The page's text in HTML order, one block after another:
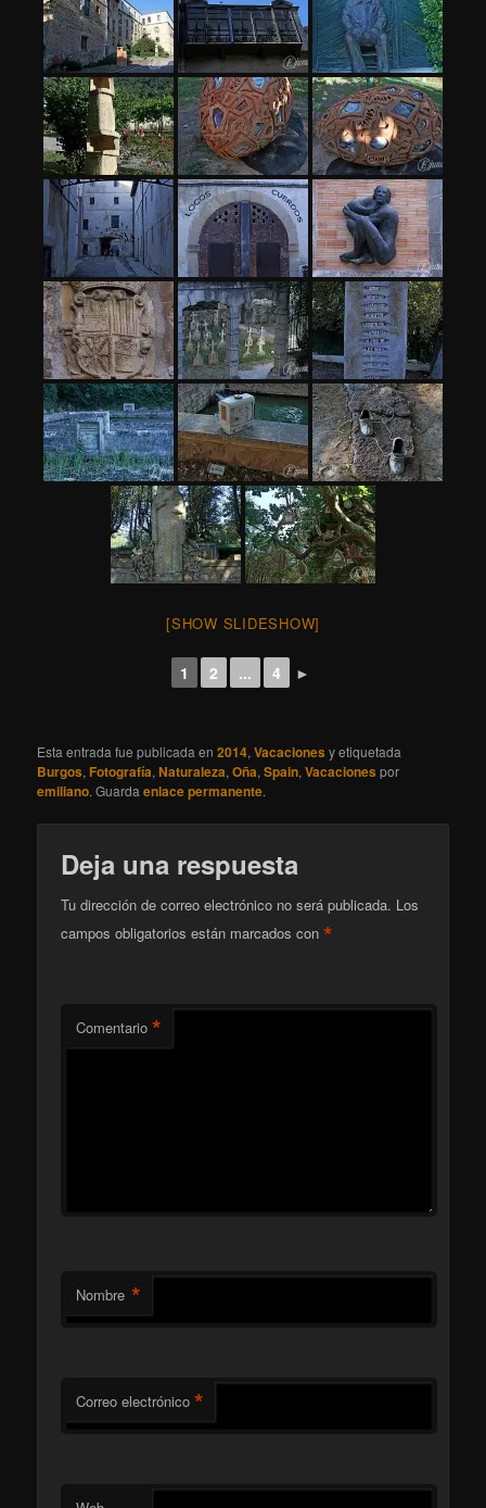
[SHOW SLIDESHOW]
1 2 ... 4 ►
Esta entrada fue publicada en2014,Vacaciones y etiquetada
Burgos, Fotografía,Naturaleza,Oña,Spain,Vacaciones por
emiliano. Guardaenlace permanente.
Deja una respuesta
Tu dirección de correo electrónico no será publicada. Los
campos obligatorios están marcados con*
Comentario *
Nombre *
Correo electrónico *